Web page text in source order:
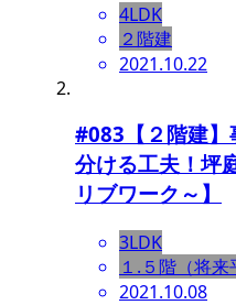
4LDK
２階建
2021.10.22
#083【２階建】
分ける工夫！坪
リブワーク～】
3LDK
１.５階（将来
2021.10.08